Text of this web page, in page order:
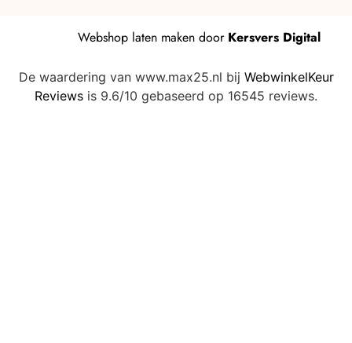
Webshop laten maken door Kersvers Digital
De waardering van www.max25.nl bij WebwinkelKeur
Reviews is 9.6/10 gebaseerd op 16545 reviews.